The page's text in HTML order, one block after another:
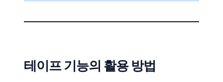
테이프 기능의 활용 방법